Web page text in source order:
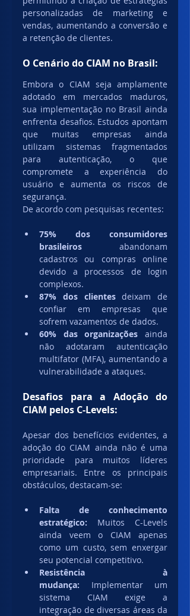
personalizadas de marketing e
vendas, aumentando a conversão e
a retenção de clientes.
O Cenário do CIAM no Brasil:
Embora o CIAM seja amplamente
adotado em mercados maduros,
sua implementação no Brasil ainda
enfrenta desafios. Estudos apontam
que muitas empresas ainda
utilizam sistemas fragmentados
para autenticação, o que
compromete a experiência do
usuário e aumenta os riscos de
segurança.
De acordo com pesquisas recentes:
75% dos consumidores
brasileiros abandonam
cadastros ou compras online
devido a processos de login
complexos.
87% dos clientes deixam de
confiar em empresas que
sofrem vazamentos de dados.
60% das organizações ainda
não adotaram autenticação
multifator (MFA), aumentando a
vulnerabilidade a ataques.
Desafios para a Adoção do
CIAM pelos C-Levels:
Apesar dos benefícios evidentes, a
adoção do CIAM ainda não é uma
prioridade para muitos líderes
empresariais. Entre os principais
obstáculos, destacam-se:
Falta de conhecimento
estratégico: Muitos C-Levels
ainda veem o CIAM apenas
como um custo, sem enxergar
seu potencial competitivo.
Resistência à
mudança: Implementar um
sistema CIAM exige a
integração de diversas áreas da